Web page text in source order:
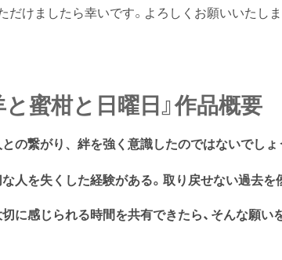
だけましたら幸いです。よろしくお願いいたしま
と蜜柑と日曜日』作品概要
の繋がり、絆を強く意識したのではないでしょ
人を失くした経験がある。取り戻せない過去を
に感じられる時間を共有できたら、 そんな願い